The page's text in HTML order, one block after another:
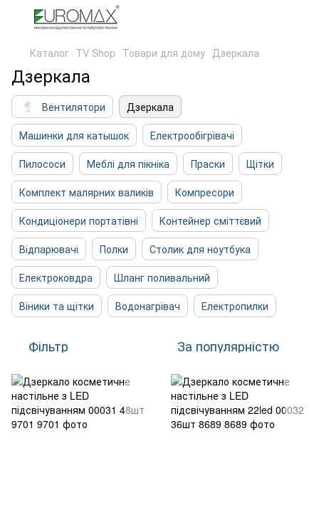
Каталог TV Shop Товари для дому Дзеркала
Дзеркала
Вентилятори
Дзеркала
Машинки для катышок
Електрообігрівачі
Пилососи
Меблі для пікніка Праски
Щітки
Комплект малярних валиків
Компресори
Кондиціонери портатівні
Контейнер сміттєвий
Відпарювачі
Полки
Столик для ноутбука
Електроковдра
Шланг поливальний
Віники та щітки
Водонагрівач Електропилки
Фільтр За популярністю